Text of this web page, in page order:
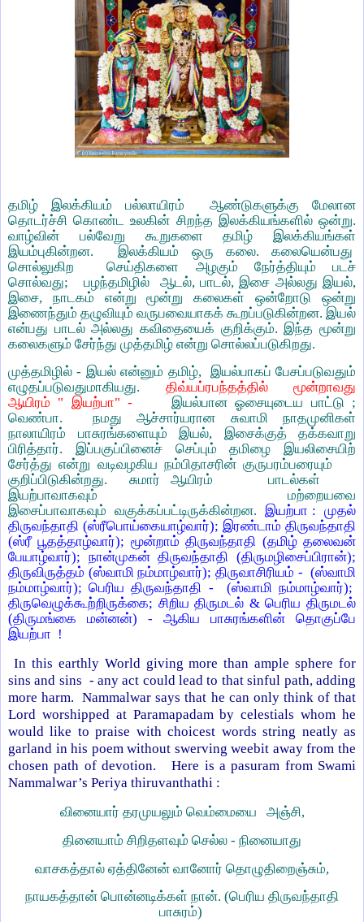
தமிழ் இலக்கியம் பல்லாயிரம் ஆண்டுகளுக்கு மேலான
தொடர்ச்சி கொண்ட உலகின் சிறந்த இலக்கியங்களில் ஒன்று.
வாழ்வின் பல்வேறு கூறுகளை தமிழ் இலக்கியங்கள்
இயம்புகின்றன. இலக்கியம் ஒரு கலை. கலையென்பது
சொல்லுகிற செய்திகளை அழகும் நேர்த்தியும் படச்
சொல்வது; பழந்தமிழில் ஆடல், பாடல், இசை அல்லது இயல்,
இசை, நாடகம் என்று மூன்று கலைகள் ஒன்றோடு ஒன்று
இணைந்தும் தழுவியும் வருபவையாகக் கூறப்படுகின்றன. இயல்
என்பது பாடல் அல்லது கவிதையைக் குறிக்கும். இந்த மூன்று
கலைகளும் சேர்ந்து முத்தமிழ் என்று சொல்லப்படுகிறது.
முத்தமிழில் - இயல் என்னும் தமிழ், இயல்பாகப் பேசப்படுவதும்
எழுதப்படுவதுமாகியது. திவ்யப்ரபந்தத்தில் மூன்றாவது
ஆயிரம் " இயற்பா" - இயல்பான ஓசையுடைய பாட்டு ;
வெண்பா. நமது ஆச்சார்யரான சுவாமி நாதமுனிகள்
நாலாயிரம் பாசுரங்களையும் இயல், இசைக்குத் தக்கவாறு
பிரித்தார். இப்பகுப்பினைச் செப்பும் தமிழை இயலிசையிற்
சேர்த்து என்று வடிவழகிய நம்பிதாசரின் குருபரம்பரையும்
குறிப்பிடுகின்றது. சுமார் ஆயிரம் பாடல்கள்
இயற்பாவாகவும் மற்றையவை
இசைப்பாவாகவும் வகுக்கப்பட்டிருக்கின்றன. இயற்பா : முதல்
திருவந்தாதி (ஸ்ரீபொய்கையாழ்வார்); இரண்டாம் திருவந்தாதி
(ஸ்ரீ பூதத்தாழ்வார்); மூன்றாம் திருவந்தாதி (தமிழ் தலைவன்
பேயாழ்வார்); நான்முகன் திருவந்தாதி (திருமழிசைப்பிரான்);
திருவிருத்தம் (ஸ்வாமி நம்மாழ்வார்); திருவாசிரியம் - (ஸ்வாமி
நம்மாழ்வார்); பெரிய திருவந்தாதி - (ஸ்வாமி நம்மாழ்வார்);
திருவெழுக்கூற்றிருக்கை; சிறிய திருமடல் & பெரிய திருமடல்
(திருமங்கை மன்னன்) - ஆகிய பாசுரங்களின் தொகுப்பே
இயற்பா !
In this earthly World giving more than ample sphere for
sins and sins - any act could lead to that sinful path, adding
more harm. Nammalwar says that he can only think of that
Lord worshipped at Paramapadam by celestials whom he
would like to praise with choicest words string neatly as
garland in his poem without swerving weebit away from the
chosen path of devotion.
Here is a pasuram from Swami
Nammalwar’s Periya thiruvanthathi :
வினையார் தரமுயலும் வெம்மையை அஞ்சி,
தினையாம் சிறிதளவும் செல்ல - நினையாது
வாசகத்தால் ஏத்தினேன் வானோர் தொழுதிறைஞ்சும்,
நாயகத்தான் பொன்னடிக்கள் நான். (பெரிய திருவந்தாதி
பாசுரம்)